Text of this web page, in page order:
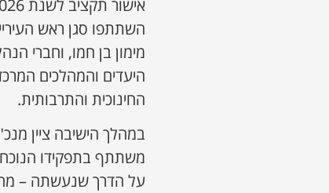
השתתפו סגן ראש
מימון בן חמו, וחברי
היעדים והמהלכים
החינוכית והתרבותית.
במהלך הישיבה ציין
משתתף בתפקידו
על הדרך שנעשתה –